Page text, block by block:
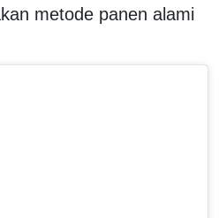
metode panen alami